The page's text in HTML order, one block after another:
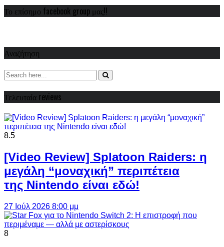
Το επίσημο facebook group μας!!
Αναζήτηση
Τελευταία reviews
8.5
[Video Review] Splatoon Raiders: η
μεγάλη “μοναχική” περιπέτεια
της Nintendo είναι εδώ!
27 Ιούλ 2026 8:00 μμ
8